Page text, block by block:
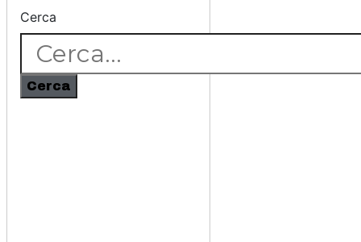
Cerca
Cerca